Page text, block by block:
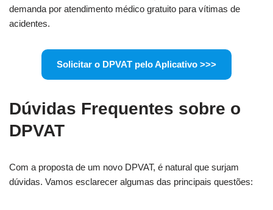
demanda por atendimento médico gratuito para vítimas de
acidentes.
Solicitar o DPVAT pelo Aplicativo >>>
Dúvidas Frequentes sobre o
DPVAT
Com a proposta de um novo DPVAT, é natural que surjam
dúvidas. Vamos esclarecer algumas das principais questões: